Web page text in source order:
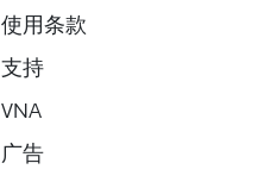
使用条款
支持
VNA
广告